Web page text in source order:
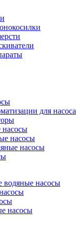
для насоса
насосы
насосы
водяные насосы
насосы